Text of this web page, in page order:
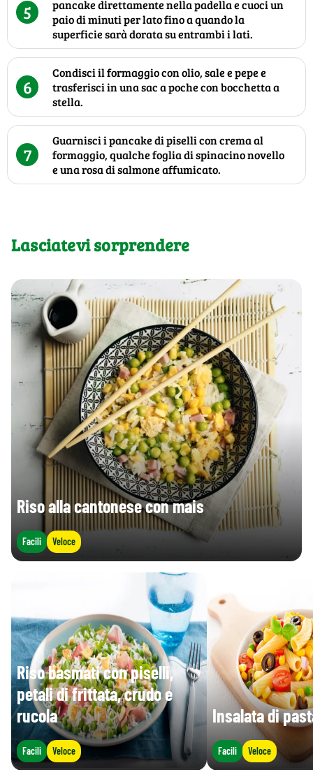
5
pancake direttamente nella padella e cuoci un
paio di minuti per lato fino a quando la
superficie sarà dorata su entrambi i lati.
6
Condisci il formaggio con olio, sale e pepe e
trasferisci in una sac a poche con bocchetta a
stella.
7
Guarnisci i pancake di piselli con crema al
formaggio, qualche foglia di spinacino novello
e una rosa di salmone affumicato.
Lasciatevi sorprendere
Riso alla cantonese con mais
Facili Veloce
Riso basmati con piselli,
petali di frittata, crudo e
rucola
Facili Veloce
Insalata di
Facili Veloce